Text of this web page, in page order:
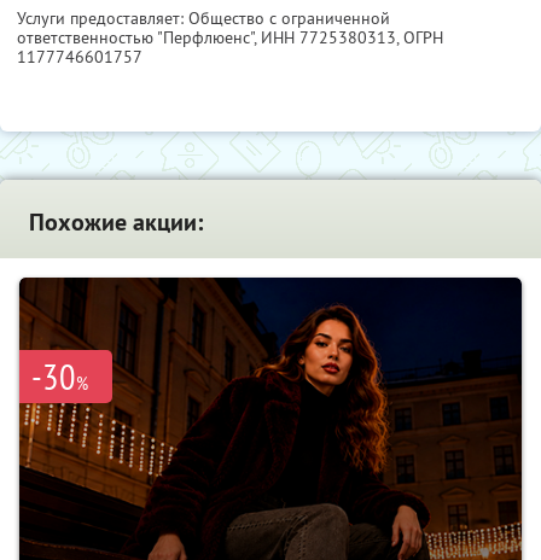
Услуги предоставляет: Общество с ограниченной
ответственностью "Перфлюенс", ИНН 7725380313, ОГРН
1177746601757
Похожие акции:
-30%